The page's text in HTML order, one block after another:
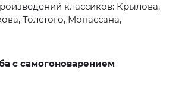
классиков: Крылова,
Толстого, Мопассана,
с самогоноварением